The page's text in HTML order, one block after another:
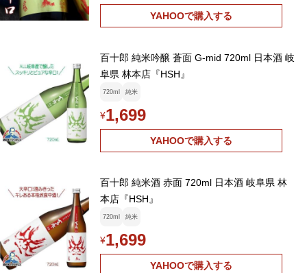
YAHOOで購入する
百十郎 純米吟醸 蒼面 G-mid 720ml 日本酒 岐
阜県 林本店『HSH』
720ml 純米
¥1,699
YAHOOで購入する
百十郎 純米酒 赤面 720ml 日本酒 岐阜県 林
本店『HSH』
720ml 純米
¥1,699
YAHOOで購入する